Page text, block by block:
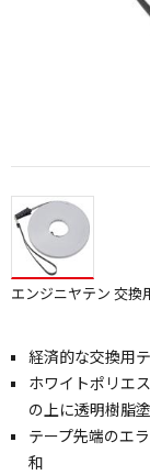
エンジニヤテン 交換
経済的な交換用
ホワイトポリエ
の上に透明樹脂
テープ先端のエ
和